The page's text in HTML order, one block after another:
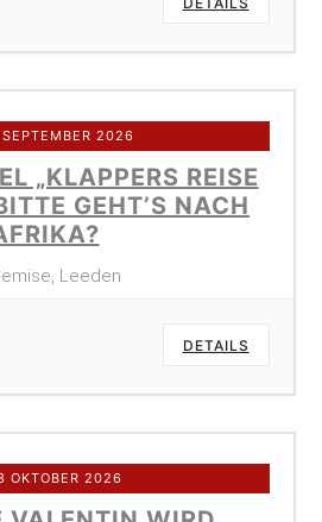
2026
„KLAPPERS REISE
GEHT’S NACH
Leeden
DETAILS
OKTOBER 2026